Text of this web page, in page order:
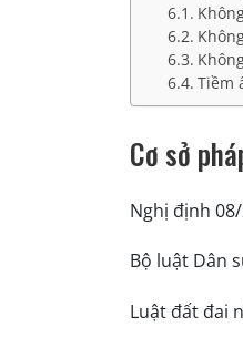
Tiềm
Cơ sở
Nghị định
Bộ luật Dân
Luật đất đai